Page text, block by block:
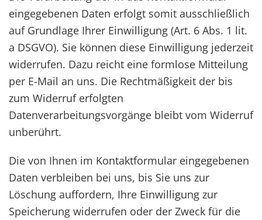
eingegebenen Daten erfolgt somit ausschließlich
auf Grundlage Ihrer Einwilligung (Art. 6 Abs. 1 lit.
a DSGVO). Sie können diese Einwilligung jederzeit
widerrufen. Dazu reicht eine formlose Mitteilung
per E-Mail an uns. Die Rechtmäßigkeit der bis
zum Widerruf erfolgten
Datenverarbeitungsvorgänge bleibt vom Widerruf
unberührt.
Die von Ihnen im Kontaktformular eingegebenen
Daten verbleiben bei uns, bis Sie uns zur
Löschung auffordern, Ihre Einwilligung zur
Speicherung widerrufen oder der Zweck für die